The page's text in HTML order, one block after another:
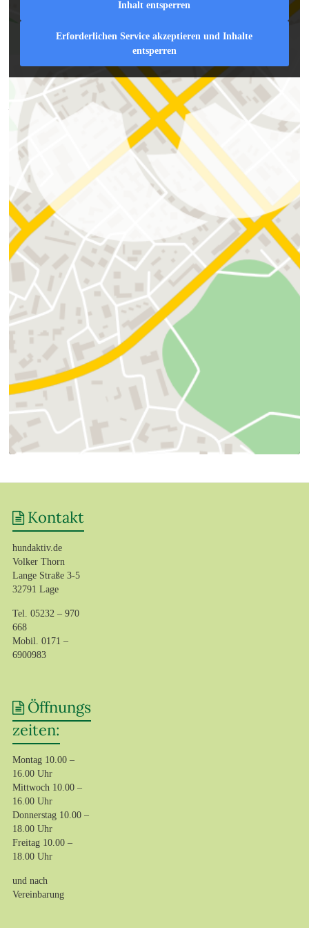
mich bitte einfach an.
Anfahrt
Inhalt entsperren
Erforderlichen Service akzeptieren und Inhalte
entsperren
Kontakt
hundaktiv.de
Volker Thorn
Lange Straße 3-5
32791 Lage
Tel. 05232 – 970
668
Mobil. 0171 –
6900983‬
Öffnungs
zeiten:
Montag 10.00 –
16.00 Uhr
Mittwoch 10.00 –
16.00 Uhr
Donnerstag 10.00 –
18.00 Uhr
Freitag 10.00 –
18.00 Uhr
und nach
Vereinbarung